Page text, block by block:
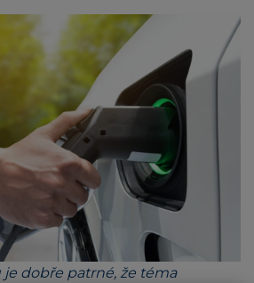
je dobře patrné, že téma